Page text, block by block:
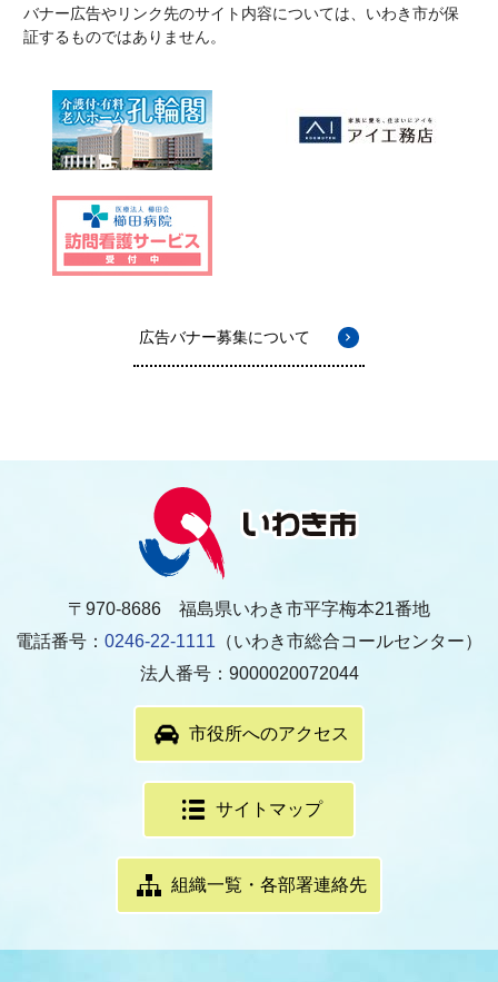
バナー広告やリンク先のサイト内容については、いわき市が保
証するものではありません。
広告バナー募集について
〒970-8686 福島県いわき市平字梅本21番地
電話番号： 0246-22-1111 （いわき市総合コールセンター）
法人番号：9000020072044
市役所へのアクセス
サイトマップ
組織一覧・各部署連絡先